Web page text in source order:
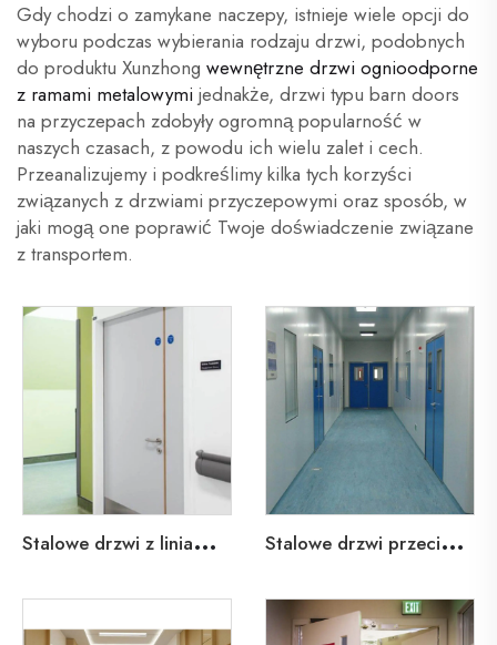
Gdy chodzi o zamykane naczepy, istnieje wiele opcji do
wyboru podczas wybierania rodzaju drzwi, podobnych
do produktu Xunzhong wewnętrzne drzwi ognioodporne
z ramami metalowymi jednakże, drzwi typu barn doors
na przyczepach zdobyły ogromną popularność w
naszych czasach, z powodu ich wielu zalet i cech.
Przeanalizujemy i podkreślimy kilka tych korzyści
związanych z drzwiami przyczepowymi oraz sposób, w
jaki mogą one poprawić Twoje doświadczenie związane
z transportem.
S
talowe drzwi z liniami ołowianymi dla szpitali w opiece zdrowotnej S
talowe drzwi przeciwpożarowe dla szpitali w opiece zdrowotnej